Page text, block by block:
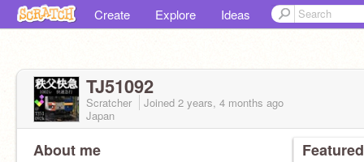
Create Explore Ideas
TJ51092
Scratcher Joined 2 years, 4 months ago
Japan
About me